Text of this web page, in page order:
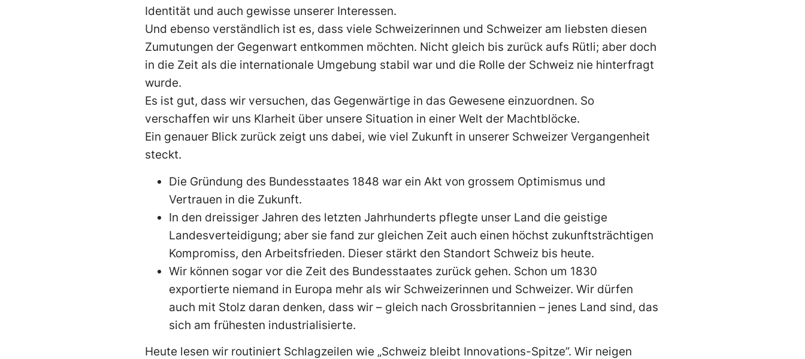
Identität und auch gewisse unserer Interessen.
Und ebenso verständlich ist es, dass viele Schweizerinnen und Schweizer am liebsten diesen
Zumutungen der Gegenwart entkommen möchten. Nicht gleich bis zurück aufs Rütli; aber doch
in die Zeit als die internationale Umgebung stabil war und die Rolle der Schweiz nie hinterfragt
wurde.
Es ist gut, dass wir versuchen, das Gegenwärtige in das Gewesene einzuordnen. So
verschaffen wir uns Klarheit über unsere Situation in einer Welt der Machtblöcke.
Ein genauer Blick zurück zeigt uns dabei, wie viel Zukunft in unserer Schweizer Vergangenheit
steckt.
Die Gründung des Bundesstaates 1848 war ein Akt von grossem Optimismus und
Vertrauen in die Zukunft.
In den dreissiger Jahren des letzten Jahrhunderts pflegte unser Land die geistige
Landesverteidigung; aber sie fand zur gleichen Zeit auch einen höchst zukunftsträchtigen
Kompromiss, den Arbeitsfrieden. Dieser stärkt den Standort Schweiz bis heute.
Wir können sogar vor die Zeit des Bundesstaates zurück gehen. Schon um 1830
exportierte niemand in Europa mehr als wir Schweizerinnen und Schweizer. Wir dürfen
auch mit Stolz daran denken, dass wir – gleich nach Grossbritannien – jenes Land sind, das
sich am frühesten industrialisierte.
Heute lesen wir routiniert Schlagzeilen wie „Schweiz bleibt Innovations-Spitze”. Wir neigen